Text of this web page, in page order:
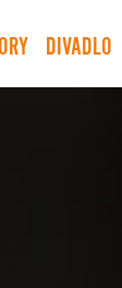
DIVADLO